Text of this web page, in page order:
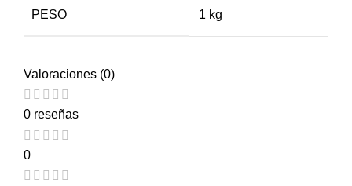
PESO 1 kg
Valoraciones (0)
0 reseñas
0